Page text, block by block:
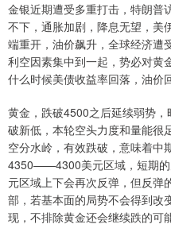
金银近期遭受多重打击，特朗普
不下，通胀加剧，降息无望，美
端重开，油价飙升，全球经济遭
利空因素集中到一起，势必对黄
什么时候美债收益率回落，油价
黄金，跌破4500之后延续弱势
破新低，本轮空头力度和量能很
空分水岭，有效跌破，意味着中
4350——4300美元区域，短期的
元区域上下会再次反弹，但反弹
部，若基本面的局势不会得到改
现，不排除黄金还会继续跌的可